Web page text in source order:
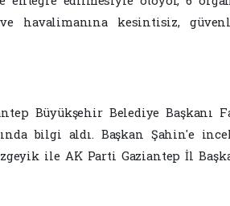
ve havalimanına kesintisiz,
Büyükşehir Belediye Başkanı
bilgi aldı. Başkan Şahin'e
ile AK Parti Gaziantep İl